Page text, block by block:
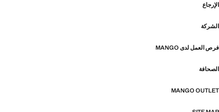
الإرجاع
الشركة
فرص العمل لدى MANGO
الصحافة
MANGO OUTLET